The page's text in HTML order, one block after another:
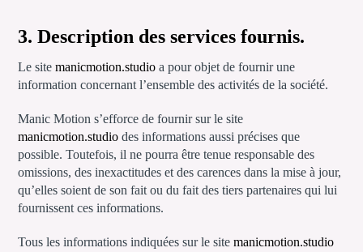
3. Description des services fournis.
Le sitemanicmotion.studio a pour objet de fournir une
information concernant l’ensemble des activités de la société.
Manic Motion s’efforce de fournir sur le site
manicmotion.studio des informations aussi précises que
possible. Toutefois, il ne pourra être tenue responsable des
omissions, des inexactitudes et des carences dans la mise à jour,
qu’elles soient de son fait ou du fait des tiers partenaires qui lui
fournissent ces informations.
Tous les informations indiquées sur le sitemanicmotion.studio